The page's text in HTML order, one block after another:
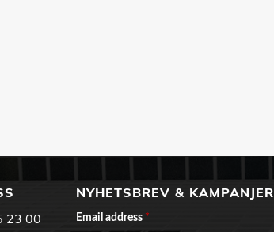
23 00
NYHETSBREV & KAMPANJER
Email address *